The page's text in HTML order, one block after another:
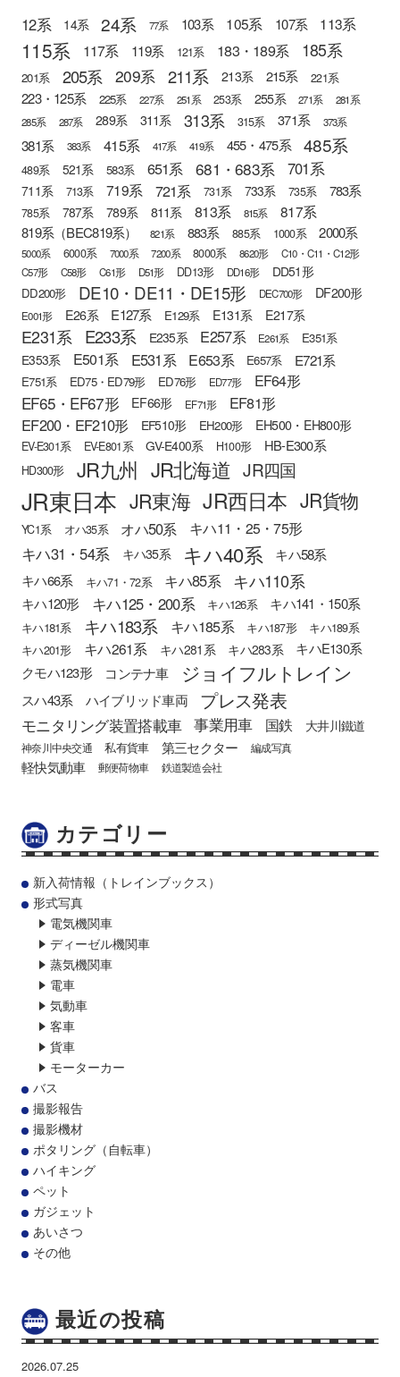
12系 14系 24系 77系 103系 105系 107系 113系
115系 117系 119系 121系 183・189系 185系
201系 205系 209系 211系 213系 215系 221系
223・125系 225系 227系 251系 253系 255系 271系
281系
285系
287系 289系 311系 313系 315系 371系 373系
381系 383系 415系 417系 419系 455・475系 485系
489系 521系 583系 651系 681・683系 701系
711系 713系 719系 721系 731系 733系 735系 783系
785系 787系 789系 811系 813系 815系 817系
819系（BEC819系） 821系 883系 885系 1000系 2000系
5000系 6000系 7000系 7200系 8000系 8620形
C10・C11・C12形
C57形
C58形 C61形 D51形 DD13形 DD16形 DD51形
DD200形 DE10・DE11・DE15形 DEC700形 DF200形
E001形 E26系 E127系 E129系 E131系 E217系
E231系 E233系 E235系 E257系 E261系 E351系
E353系 E501系 E531系 E653系 E657系 E721系
E751系 ED75・ED79形 ED76形 ED77形 EF64形
EF65・EF67形 EF66形 EF71形
EF81形
EF200・EF210形
EF510形 EH200形 EH500・EH800形
EV-E301系 EV-E801系 GV-E400系 H100形 HB-E300系
HD300形 JR九州 JR北海道 JR四国
JR東日本 JR東海 JR西日本 JR貨物
YC1系 オハ35系 オハ50系 キハ11・25・75形
キハ31・54系 キハ35系 キハ40系 キハ58系
キハ66系 キハ71・72系 キハ85系 キハ110系
キハ120形 キハ125・200系 キハ126系 キハ141・150系
キハ181系 キハ183系 キハ185系 キハ187形
キハ189系
キハ201形
キハ261系 キハ281系 キハ283系
キハE130系
クモハ123形
コンテナ車 ジョイフルトレイン
スハ43系 ハイブリッド車両 プレス発表
モニタリング装置搭載車 事業用車 国鉄 大井川鐵道
神奈川中央交通 私有貨車 第三セクター 編成写真
軽快気動車 郵便荷物車 鉄道製造会社
カテゴリー
新入荷情報（トレインブックス）
形式写真
電気機関車
ディーゼル機関車
蒸気機関車
電車
気動車
客車
貨車
モーターカー
バス
撮影報告
撮影機材
ポタリング（自転車）
ハイキング
ペット
ガジェット
あいさつ
その他
最近の投稿
2026.07.25